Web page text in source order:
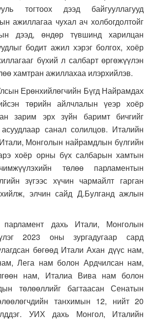
тогтоох дээд байгууллагууд
ажиллагаа чухал ач холбогдолтойг
дээд, өндөр түвшинд харилцан
бодит ажил хэрэг болгох, хоёр
бүхий л салбарт өргөжүүлэн
хамтран ажиллахаа илэрхийлэв.
Ерөнхийлөгчийн Бүгд Найрамдах
төрийн айлчлалын үеэр хоёр
зарим эрх зүйн баримт бичгийг
санал солилцов. Италийн
Монголын найрамдлын бүлгийн
хоёр орны бүх салбарын хамтын
төлөө парламентын
зүгээс хүчин чармайлт гарган
элчин сайд Д.Булганд ажлын
дахь Итали, Монголын
2023 оны зургадугаар сард
бөгөөд Итали Ахан дүүс нам,
Лега нам болон Ардчилсан нам,
нам, Италиа Вива нам болон
төлөөллийг багтаасан Сенатын
танхимын 12, нийт 20
УИХ дахь Монгол, Италийн